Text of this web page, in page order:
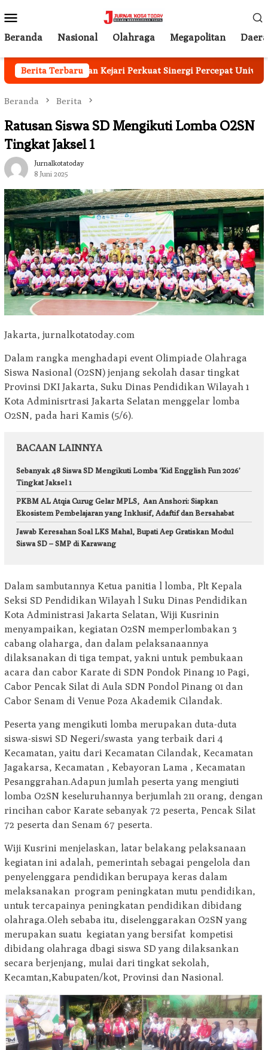
ke
kontenMobile
Beranda Nasional Olahraga Megapolitan
Berita Terbaru
dan Kejari Perkuat Sinergi Percepat Universal
Beranda Berita
Ratusan Siswa SD Mengikuti Lomba O2SN
Tingkat Jaksel 1
Jurnalkotatoday
8 Juni 2025
Jakarta, jurnalkotatoday.com
Dalam rangka menghadapi event Olimpiade Olahraga
Siswa Nasional (O2SN) jenjang sekolah dasar tingkat
Provinsi DKI Jakarta, Suku Dinas Pendidikan Wilayah 1
Kota Adminisrtrasi Jakarta Selatan menggelar lomba
O2SN, pada hari Kamis (5/6).
BACAAN LAINNYA
Sebanyak 48 Siswa SD Mengikuti Lomba ‘Kid Engglish Fun 2026’
Tingkat Jaksel 1
PKBM AL Atqia Curug Gelar MPLS, Aan Anshori: Siapkan
Ekosistem Pembelajaran yang Inklusif, Adaftif dan Bersahabat
Jawab Keresahan Soal LKS Mahal, Bupati Aep Gratiskan Modul
Siswa SD – SMP di Karawang
Dalam sambutannya Ketua panitia l lomba, Plt Kepala
Seksi SD Pendidikan Wilayah l Suku Dinas Pendidikan
Kota Administrasi Jakarta Selatan, Wiji Kusrinin
menyampaikan, kegiatan O2SN memperlombakan 3
cabang olaharga, dan dalam pelaksanaannya
dilaksanakan di tiga tempat, yakni untuk pembukaan
acara dan cabor Karate di SDN Pondok Pinang 10 Pagi,
Cabor Pencak Silat di Aula SDN Pondol Pinang 01 dan
Cabor Senam di Venue Poza Akademik Cilandak.
Peserta yang mengikuti lomba merupakan duta-duta
siswa-siswi SD Negeri/swasta yang terbaik dari 4
Kecamatan, yaitu dari Kecamatan Cilandak, Kecamatan
Jagakarsa, Kecamatan , Kebayoran Lama , Kecamatan
Pesanggrahan.Adapun jumlah peserta yang mengiuti
lomba O2SN keseluruhannya berjumlah 211 orang, dengan
rincihan cabor Karate sebanyak 72 peserta, Pencak Silat
72 peserta dan Senam 67 peserta.
Wiji Kusrini menjelaskan, latar belakang pelaksanaan
kegiatan ini adalah, pemerintah sebagai pengelola dan
penyelenggara pendidikan berupaya keras dalam
melaksanakan program peningkatan mutu pendidikan,
untuk tercapainya peningkatan pendidikan dibidang
olahraga.Oleh sebaba itu, diselenggarakan O2SN yang
merupakan suatu kegiatan yang bersifat kompetisi
dibidang olahraga dbagi siswa SD yang dilaksankan
secara berjenjang, mulai dari tingkat sekolah,
Kecamtan,Kabupaten/kot, Provinsi dan Nasional.